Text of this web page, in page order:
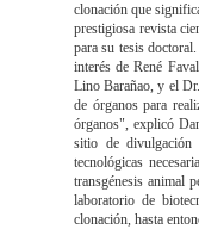
clonación que
prestigiosa revista
para su tesis
interés de René
Lino Barañao, y el
de órganos para
órganos", explicó
sitio de divulgación
tecnológicas
transgénesis animal
laboratorio de
clonación, hasta